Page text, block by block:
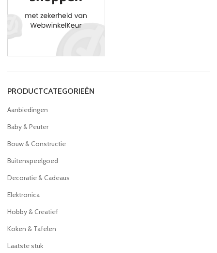
PRODUCTCATEGORIEËN
Aanbiedingen
Baby & Peuter
Bouw & Constructie
Buitenspeelgoed
Decoratie & Cadeaus
Elektronica
Hobby & Creatief
Koken & Tafelen
Laatste stuk